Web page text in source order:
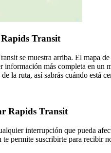
Transit
se muestra arriba. El mapa
información más completa en un
la ruta, así sabrás cuándo está
Rapids Transit
interrupción que pueda
te permite suscribirte para recibir